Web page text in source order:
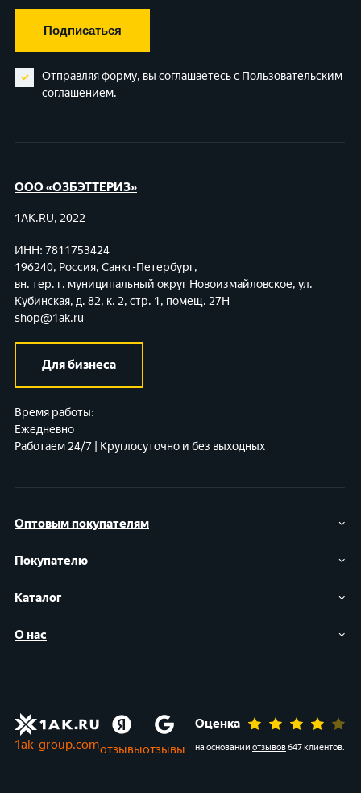
Подписаться
Отправляя форму, вы соглашаетесь с Пользовательским
соглашением.
Оптовым покупателям
Покупателю
Каталог
О нас
ООО «ОЗБЭТТЕРИЗ»
1AK.RU, 2022
ИНН: 7811753424
196240, Россия, Санкт-Петербург,
вн. тер. г. муниципальный округ Новоизмайловское, ул.
Кубинская, д. 82, к. 2, стр. 1, помещ. 27Н
shop@1ak.ru
Для бизнеса
Время работы:
Ежедневно
Работаем 24/7 | Круглосуточно и без выходных
1ak-group.comотзывыотзывы
Оценка
на основании отзывов647 клиентов.